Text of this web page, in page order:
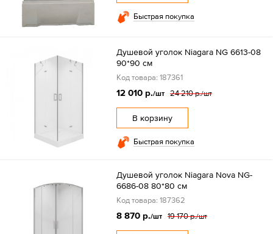
Быстрая покупка
Душевой уголок Niagara NG 6613-08
90*90 см
Код товара: 187361
12 010 р./шт 24 210 р./шт
В корзину
Быстрая покупка
Душевой уголок Niagara Nova NG-
6686-08 80*80 см
Код товара: 187362
8 870 р./шт 19 170 р./шт